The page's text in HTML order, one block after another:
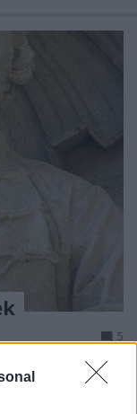
5
hiszen Liszt
Raffaellót,